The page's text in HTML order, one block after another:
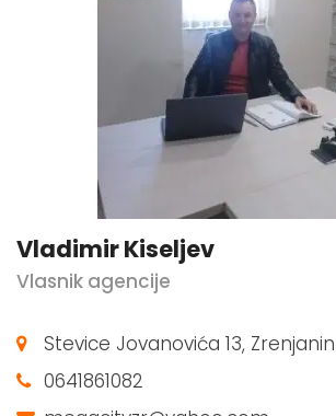
Vladimir Kiseljev
Vlasnik agencije
Stevice Jovanovića 13, Zrenjanin
0641861082